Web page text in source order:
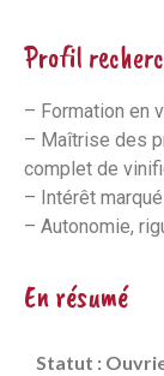
Profil
– Formation en
– Maîtrise des
complet de
– Intérêt
– Autonomie,
En résumé
Statut :